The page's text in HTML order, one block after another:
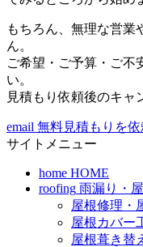
もちろん、無理な営業
ん。
ご希望・ご予算・ご不
い。
見積もり依頼後のキャ
email 無料見積もりを依
サイトメニュー
home HOME
roofing 雨漏り・
屋根修理・
屋根カバー
屋根葺き替